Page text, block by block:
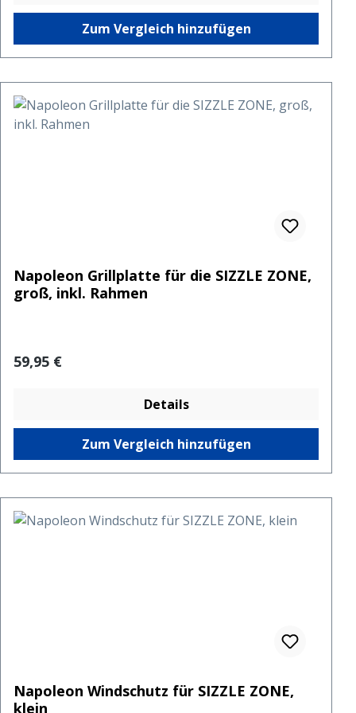
Zum Vergleich hinzufügen
Napoleon Grillplatte für die SIZZLE ZONE,
groß, inkl. Rahmen
Regulärer Preis:
59,95 €
Details
Zum Vergleich hinzufügen
Napoleon Windschutz für SIZZLE ZONE,
klein